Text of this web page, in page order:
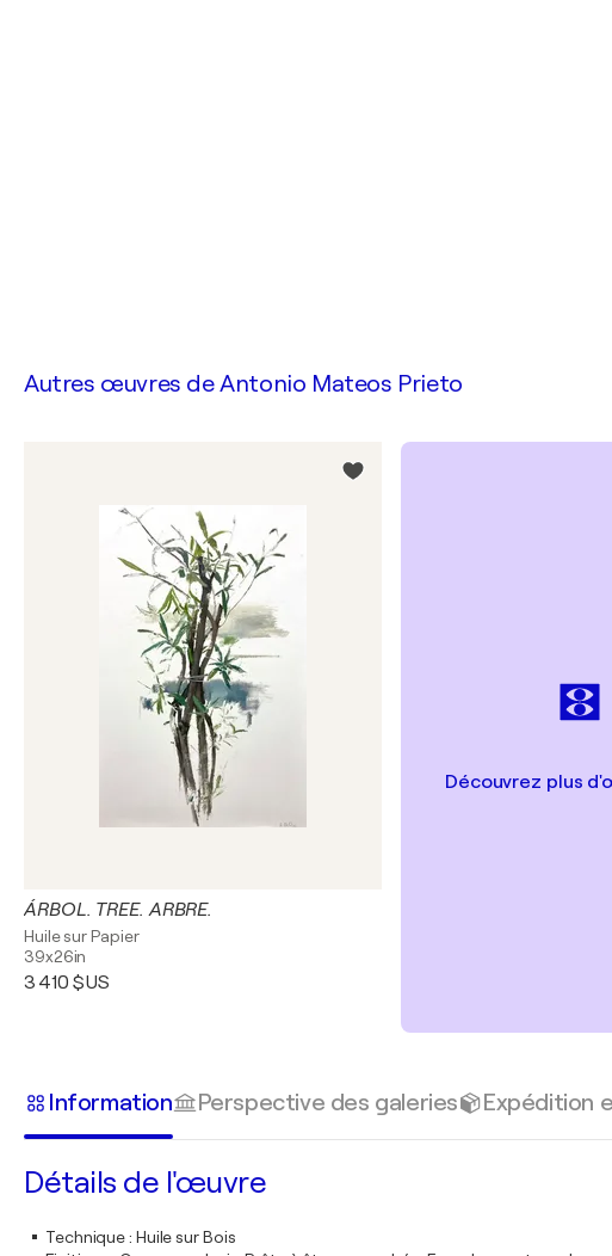
Autres œuvres deAntonio Mateos Prieto
ÁRBOL. TREE. ARBRE.
Huile sur Papier
39x26in
3 410 $US
Découvrez plus
Information Perspective des galeries Expédition
Détails de l'œuvre
Technique: Huile sur Bois